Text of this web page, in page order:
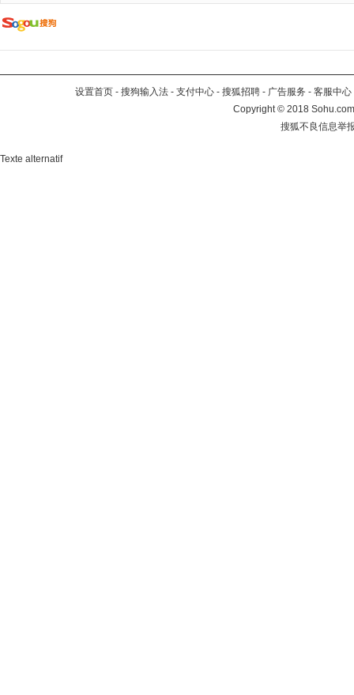
设置首页 - 搜狗输入法 - 支付中心 - 搜狐招聘 - 广告服务 - 客服中心
Copyright©2018
搜狐不良信息举
Texte alternatif